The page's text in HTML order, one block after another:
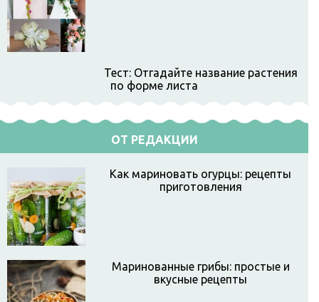
Тест: Отгадайте название растения
по форме листа
ОТ РЕДАКЦИИ
Как мариновать огурцы: рецепты
приготовления
Маринованные грибы: простые и
вкусные рецепты